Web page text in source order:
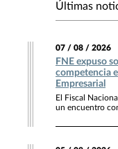
Últimas
07 / 08 / 2026
FNE expuso
competencia
Empresarial
El Fiscal
un encuentro